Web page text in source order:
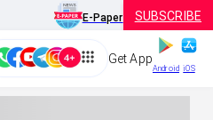
E-Paper SUBSCRIBE
Get App
Android iOS